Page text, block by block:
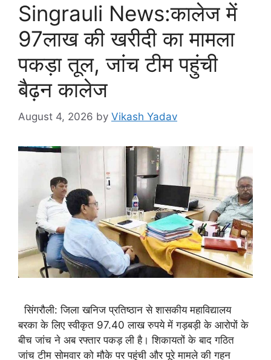
Singrauli News:कालेज में
97लाख की खरीदी का मामला
पकड़ा तूल, जांच टीम पहुंची
बैढ़न कालेज
August 4, 2026 by Vikash Yadav
सिंगरौली: जिला खनिज प्रतिष्ठान से शासकीय महाविद्यालय
बरका के लिए स्वीकृत 97.40 लाख रुपये में गड़बड़ी के आरोपों के
बीच जांच ने अब रफ्तार पकड़ ली है। शिकायतों के बाद गठित
जांच टीम सोमवार को मौके पर पहुंची और पूरे मामले की गहन